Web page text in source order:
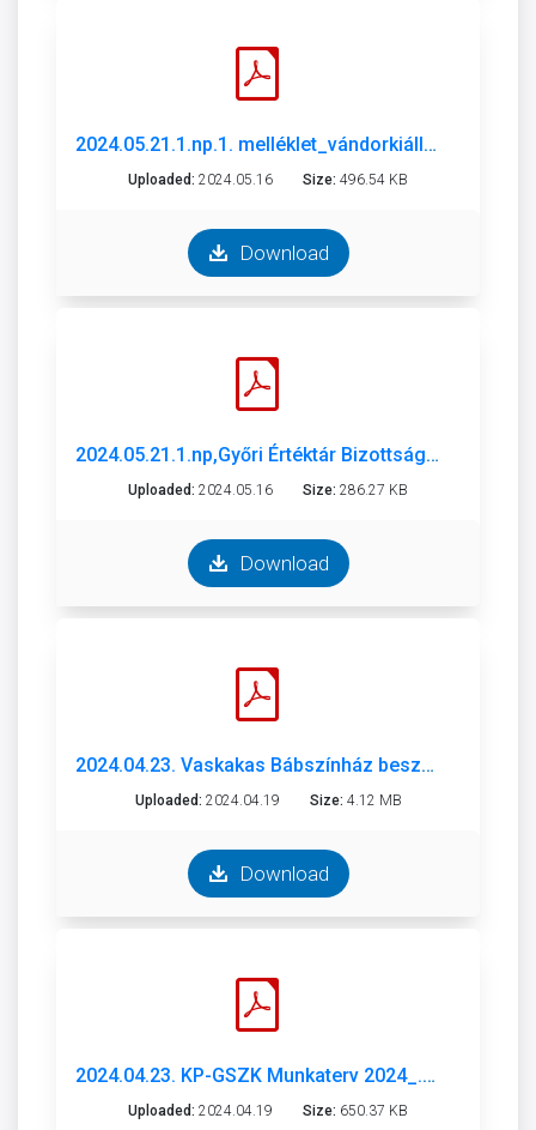
2024.05.21.1.np.1. melléklet_vándorkiállítás.pdf
Uploaded: 2024.05.16 Size: 496.54 KB
Download
2024.05.21.1.np,Győri Értéktár Bizottság 2023. évi beszámolója.pdf
Uploaded: 2024.05.16 Size: 286.27 KB
Download
2024.04.23. Vaskakas Bábszínház beszámoló és évadterv.pdf
Uploaded: 2024.04.19 Size: 4.12 MB
Download
2024.04.23. KP-GSZK Munkaterv 2024_.pdf
Uploaded: 2024.04.19 Size: 650.37 KB